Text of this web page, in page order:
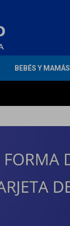
BEBÉS Y MAMÁS